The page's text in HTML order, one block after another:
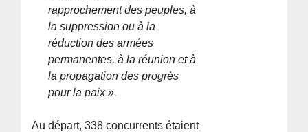
rapprochement des peuples, à
la suppression ou à la
réduction des armées
permanentes, à la réunion et à
la propagation des progrès
pour la paix ».
Au départ, 338 concurrents étaient